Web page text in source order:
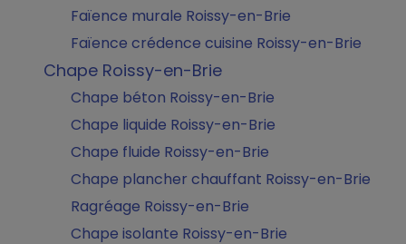
Faïence murale Roissy-en-Brie
Faïence crédence cuisine Roissy-en-Brie
Chape Roissy-en-Brie
Chape béton Roissy-en-Brie
Chape liquide Roissy-en-Brie
Chape fluide Roissy-en-Brie
Chape plancher chauffant Roissy-en-Brie
Ragréage Roissy-en-Brie
Chape isolante Roissy-en-Brie